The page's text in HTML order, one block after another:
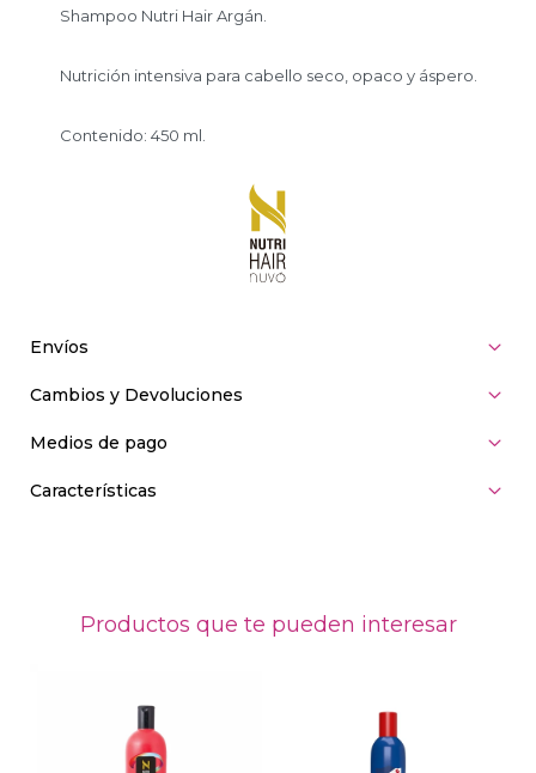
Shampoo Nutri Hair Argán.
Nutrición intensiva para cabello seco, opaco y áspero.
Contenido: 450 ml.
Envíos
Cambios y Devoluciones
Medios de pago
Características
Productos que te pueden interesar